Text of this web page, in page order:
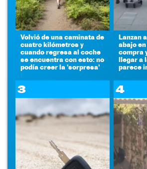
Volvió de una caminata de
cuatro kilómetros y
cuando regresa al coche
se encuentra con esto: no
podía creer la 'sorpresa'
Lanzan
abajo
compra
llegar a
parece
3 4